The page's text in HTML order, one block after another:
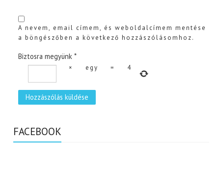
A nevem, email címem, és weboldalcímem mentése
a böngészőben a következő hozzászólásomhoz.
Biztosra megyünk *
× egy = 4
FACEBOOK